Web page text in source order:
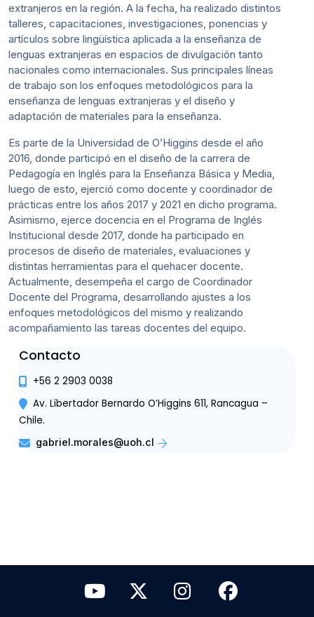
extranjeros en la región. A la fecha, ha realizado distintos
talleres, capacitaciones, investigaciones, ponencias y
artículos sobre lingüística aplicada a la enseñanza de
lenguas extranjeras en espacios de divulgación tanto
nacionales como internacionales. Sus principales líneas
de trabajo son los enfoques metodológicos para la
enseñanza de lenguas extranjeras y el diseño y
adaptación de materiales para la enseñanza.
Es parte de la Universidad de O’Higgins desde el año
2016, donde participó en el diseño de la carrera de
Pedagogía en Inglés para la Enseñanza Básica y Media,
luego de esto, ejerció como docente y coordinador de
prácticas entre los años 2017 y 2021 en dicho programa.
Asimismo, ejerce docencia en el Programa de Inglés
Institucional desde 2017, donde ha participado en
procesos de diseño de materiales, evaluaciones y
distintas herramientas para el quehacer docente.
Actualmente, desempeña el cargo de Coordinador
Docente del Programa, desarrollando ajustes a los
enfoques metodológicos del mismo y realizando
acompañamiento las tareas docentes del equipo.
Contacto
+56 2 2903 0038
Av. Libertador Bernardo O’Higgins 611, Rancagua –
Chile.
gabriel.morales@uoh.cl